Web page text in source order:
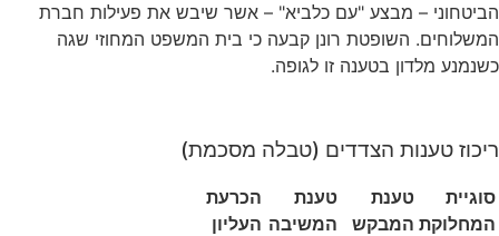
מבצע "עם כלביא" – אשר שיבש את פעילות חברת
השופטת רונן קבעה כי בית המשפט המחוזי שגה
בטענה זו לגופה.
הצדדים (טבלה מסכמת)
טענת
המבקש
טענת
המשיבה
הכרעת
העליון